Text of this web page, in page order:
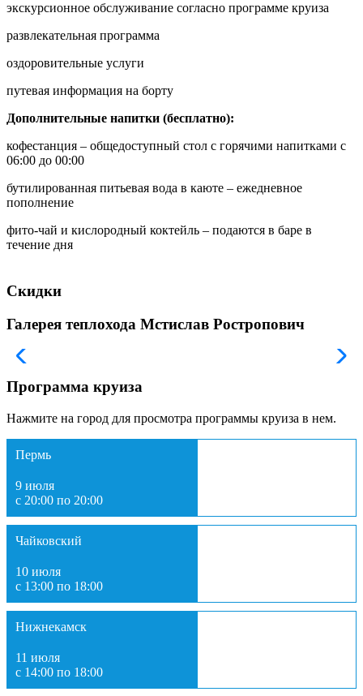
экскурсионное обслуживание согласно программе круиза
развлекательная программа
оздоровительные услуги
путевая информация на борту
Дополнительные напитки (бесплатно):
кофестанция – общедоступный стол с горячими напитками с
06:00 до 00:00
бутилированная питьевая вода в каюте – ежедневное
пополнение
фито-чай и кислородный коктейль – подаются в баре в
течение дня
Скидки
Галерея теплохода Мстислав Ростропович
Программа круиза
Нажмите на город для просмотра программы круиза в нем.
Пермь
9 июля
с 20:00 по 20:00
Чайковский
10 июля
с 13:00 по 18:00
Нижнекамск
11 июля
с 14:00 по 18:00